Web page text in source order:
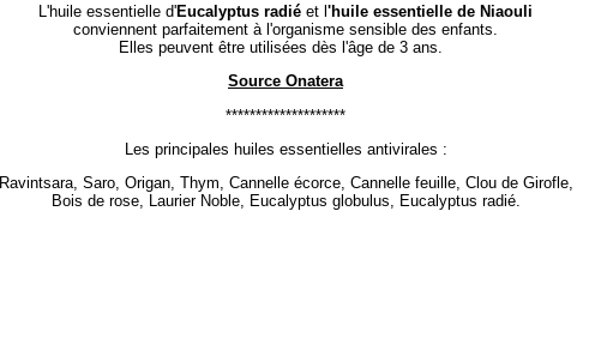
L'huile essentielle d'Eucalyptus radié et l 'huile essentielle de Niaouli
conviennent parfaitement à l'organisme sensible des enfants.
Elles peuvent être utilisées dès l'âge de 3 ans.
Source Onatera
********************
Les principales huiles essentielles antivirales :
Ravintsara, Saro, Origan, Thym, Cannelle écorce, Cannelle feuille, Clou de Girofle,
Bois de rose, Laurier Noble, Eucalyptus globulus, Eucalyptus radié.